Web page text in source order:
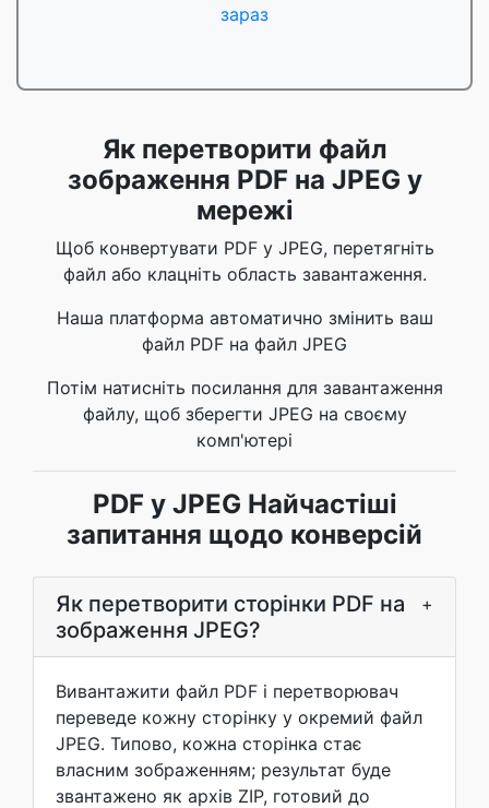
зараз
Як перетворити файл
зображення PDF на JPEG у
мережі
Щоб конвертувати PDF у JPEG, перетягніть
файл або клацніть область завантаження.
Наша платформа автоматично змінить ваш
файл PDF на файл JPEG
Потім натисніть посилання для завантаження
файлу, щоб зберегти JPEG на своєму
комп'ютері
PDF у JPEG Найчастіші
запитання щодо конверсій
Як перетворити сторінки PDF на
зображення JPEG?
+
Вивантажити файл PDF і перетворювач
переведе кожну сторінку у окремий файл
JPEG. Типово, кожна сторінка стає
власним зображенням; результат буде
звантажено як архів ZIP, готовий до